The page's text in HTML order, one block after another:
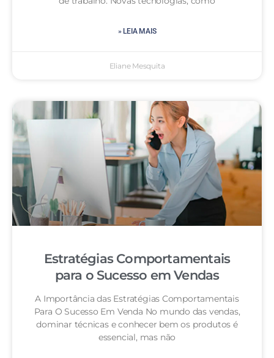
» LEIA MAIS
Eliane Mesquita
Estratégias Comportamentais
para o Sucesso em Vendas
A Importância das Estratégias Comportamentais
Para O Sucesso Em Venda No mundo das vendas,
dominar técnicas e conhecer bem os produtos é
essencial, mas não